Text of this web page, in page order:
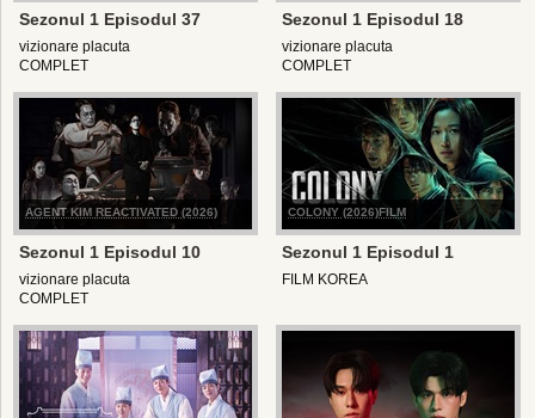
Sezonul 1 Episodul 37
vizionare placuta
COMPLET
Sezonul 1 Episodul 18
vizionare placuta
COMPLET
AGENT KIM REACTIVATED (2026)
Sezonul 1 Episodul 10
vizionare placuta
COMPLET
COLONY (2026)FILM
Sezonul 1 Episodul 1
FILM KOREA